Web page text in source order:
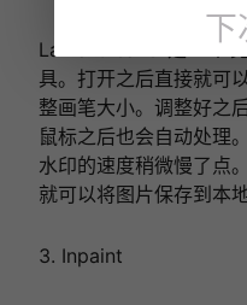
Lama Cleaner是一个
具。打开之后直接就可
整画笔大小。调整好之
鼠标之后也会自动处理
水印的速度稍微慢了点
就可以将图片保存到本地
3. Inpaint
下